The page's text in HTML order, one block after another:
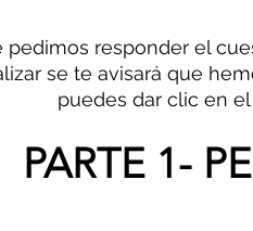
pedimos responder el
se te avisará que
puedes dar clic en el
PARTE 1-